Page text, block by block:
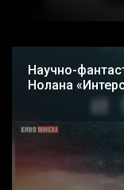
Научно-
Нолана